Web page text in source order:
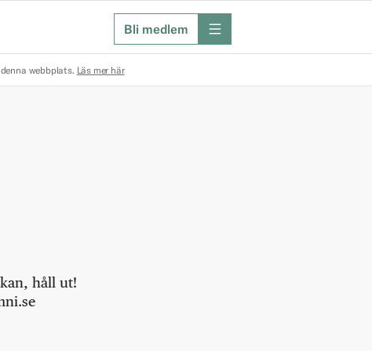
Bli medlem meny
webbplats. Läs mer här
håll ut!